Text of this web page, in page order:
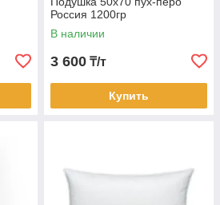
Россия 1200гр
В наличии
3 600 ₸/т
Купить